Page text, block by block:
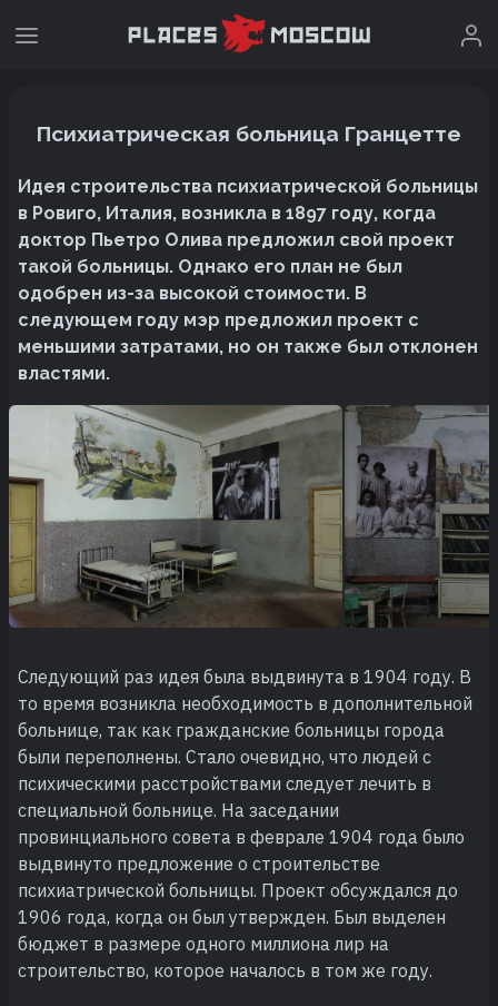
Психиатрическая больница Гранцетте
Идея строительства психиатрической больницы
в Ровиго, Италия, возникла в 1897 году, когда
доктор Пьетро Олива предложил свой проект
такой больницы. Однако его план не был
одобрен из-за высокой стоимости. В
следующем году мэр предложил проект с
меньшими затратами, но он также был отклонен
властями.
Следующий раз идея была выдвинута в 1904 году. В
то время возникла необходимость в дополнительной
больнице, так как гражданские больницы города
были переполнены. Стало очевидно, что людей с
психическими расстройствами следует лечить в
специальной больнице. На заседании
провинциального совета в феврале 1904 года было
выдвинуто предложение о строительстве
психиатрической больницы. Проект обсуждался до
1906 года, когда он был утвержден. Был выделен
бюджет в размере одного миллиона лир на
строительство, которое началось в том же году.